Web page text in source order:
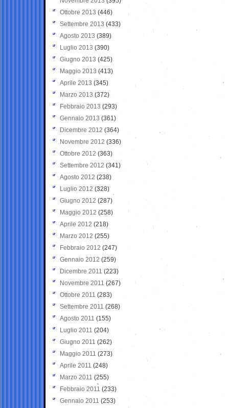
Ottobre 2013 (446)
Settembre 2013 (433)
Agosto 2013 (389)
Luglio 2013 (390)
Giugno 2013 (425)
Maggio 2013 (413)
Aprile 2013 (345)
Marzo 2013 (372)
Febbraio 2013 (293)
Gennaio 2013 (361)
Dicembre 2012 (364)
Novembre 2012 (336)
Ottobre 2012 (363)
Settembre 2012 (341)
Agosto 2012 (238)
Luglio 2012 (328)
Giugno 2012 (287)
Maggio 2012 (258)
Aprile 2012 (218)
Marzo 2012 (255)
Febbraio 2012 (247)
Gennaio 2012 (259)
Dicembre 2011 (223)
Novembre 2011 (267)
Ottobre 2011 (283)
Settembre 2011 (268)
Agosto 2011 (155)
Luglio 2011 (204)
Giugno 2011 (262)
Maggio 2011 (273)
Aprile 2011 (248)
Marzo 2011 (255)
Febbraio 2011 (233)
Gennaio 2011 (253)